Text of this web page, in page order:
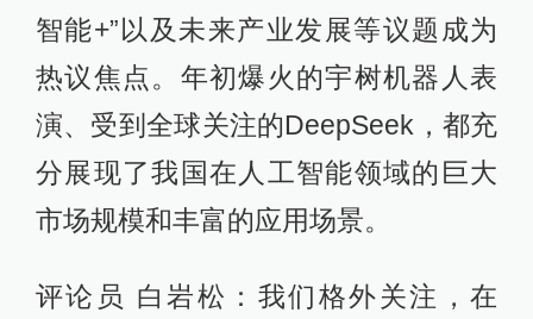
智能+”以及未来产业发展等议题成为
热议焦点。年初爆火的宇树机器人表
演、受到全球关注的DeepSeek，都充
分展现了我国在人工智能领域的巨大
市场规模和丰富的应用场景。
评论员 白岩松：我们格外关注，在